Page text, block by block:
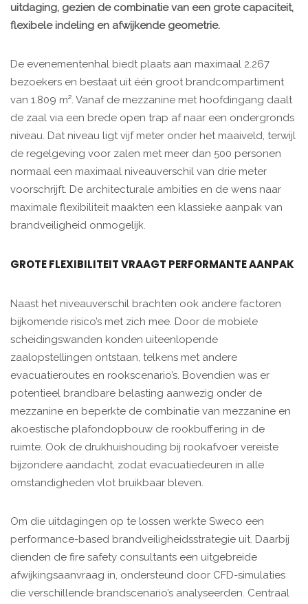
uitdaging, gezien de combinatie van een grote capaciteit,
flexibele indeling en afwijkende geometrie.
De evenementenhal biedt plaats aan maximaal 2.267
bezoekers en bestaat uit één groot brandcompartiment
van 1.809 m². Vanaf de mezzanine met hoofdingang daalt
de zaal via een brede open trap af naar een ondergronds
niveau. Dat niveau ligt vijf meter onder het maaiveld, terwijl
de regelgeving voor zalen met meer dan 500 personen
normaal een maximaal niveauverschil van drie meter
voorschrijft. De architecturale ambities en de wens naar
maximale flexibiliteit maakten een klassieke aanpak van
brandveiligheid onmogelijk.
GROTE FLEXIBILITEIT VRAAGT PERFORMANTE AANPAK
Naast het niveauverschil brachten ook andere factoren
bijkomende risico’s met zich mee. Door de mobiele
scheidingswanden konden uiteenlopende
zaalopstellingen ontstaan, telkens met andere
evacuatieroutes en rookscenario’s. Bovendien was er
potentieel brandbare belasting aanwezig onder de
mezzanine en beperkte de combinatie van mezzanine en
akoestische plafondopbouw de rookbuffering in de
ruimte. Ook de drukhuishouding bij rookafvoer vereiste
bijzondere aandacht, zodat evacuatiedeuren in alle
omstandigheden vlot bruikbaar bleven.
Om die uitdagingen op te lossen werkte Sweco een
performance-based brandveiligheidsstrategie uit. Daarbij
dienden de fire safety consultants een uitgebreide
afwijkingsaanvraag in, ondersteund door CFD-simulaties
die verschillende brandscenario’s analyseerden. Centraal